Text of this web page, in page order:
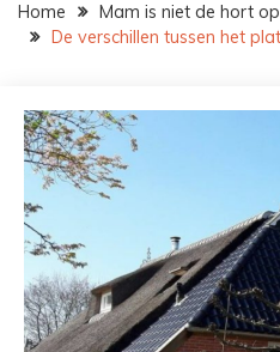
Home
Mam is niet de hort op
De verschillen tussen het